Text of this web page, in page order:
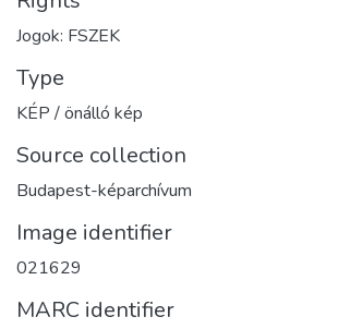
Jogok: FSZEK
Type
KÉP / önálló kép
Source collection
Budapest-képarchívum
Image identifier
021629
MARC identifier